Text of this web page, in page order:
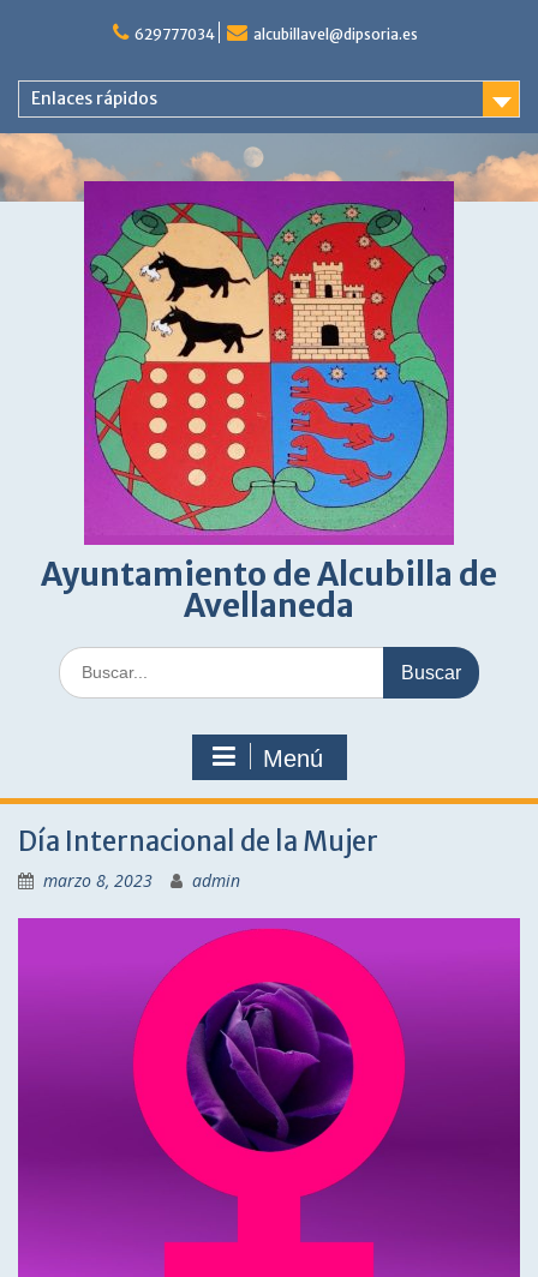
629777034 alcubillavel@dipsoria.es
Enlaces rápidos
Ayuntamiento de Alcubilla de
Avellaneda
Buscar:
Menú
Día Internacional de la Mujer
marzo 8, 2023 admin